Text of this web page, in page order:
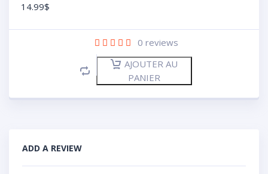
14.99$
0 reviews
AJOUTER AU
PANIER
ADD A REVIEW